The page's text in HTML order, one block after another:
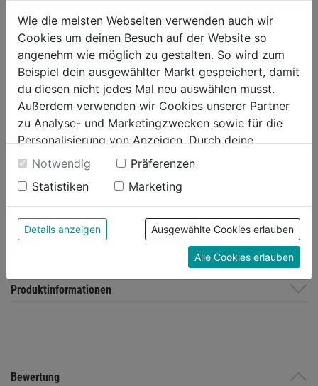
Technische Daten
Material
92% Polyamid, 8% Elastan
Taschen
Oberschenkeltasche mit
Reißverschluss, Beintasche
links mit Patte und verdecktem
Magnetknopf und
innenliegender Handytasche
Reißverschlusstasche;
Zollstocktasche mit Messer-
und Stifttasche
Gewicht/m²
230 g/m²
Produktinformationen
Bewertung
Wie die meisten Webseiten verwenden auch wir
Cookies um deinen Besuch auf der Website so
angenehm wie möglich zu gestalten. So wird zum
Beispiel dein ausgewählter Markt gespeichert, damit
du diesen nicht jedes Mal neu auswählen musst.
Außerdem verwenden wir Cookies unserer Partner
zu Analyse- und Marketingzwecken sowie für die
Personalisierung von Anzeigen. Durch deine
Einwilligung werden die Daten von Drittanbieter,
unter anderem auch in den USA, verarbeitet.
Durch Klick auf "Alle Cookies erlauben" stimmst du
der Verwendung aller Cookies zu. Unter "Details
anzeigen" findest du alle Infos zu den
unterschiedlichen Cookies, unter "Cookies
Konfigurieren" kannst du auswählen, welche Cookies
du zulassen möchtest und welche nicht.
Weitere Informationen findest du in unserer
Notwendig
Präferenzen
Statistiken
Marketing
Details anzeigen Ausgewählte Cookies erlauben
Alle Cookies erlauben